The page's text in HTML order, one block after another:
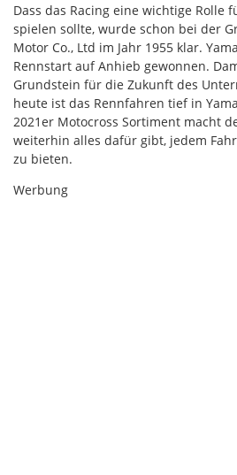
Dass das Racing eine wichtige Rolle
spielen sollte, wurde schon bei der
Motor Co., Ltd im Jahr 1955 klar.
Rennstart auf Anhieb gewonnen.
Grundstein für die Zukunft des
heute ist das Rennfahren tief in
2021er Motocross Sortiment macht
weiterhin alles dafür gibt, jedem
zu bieten.
Werbung